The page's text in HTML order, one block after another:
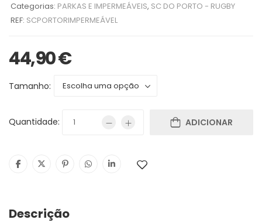
Categorias: PARKAS E IMPERMEÁVEIS, SC DO PORTO - RUGBY
REF: SCPORTORIMPERMEÁVEL
44,90€
Tamanho:
Quantidade: ADICIONAR
Descrição